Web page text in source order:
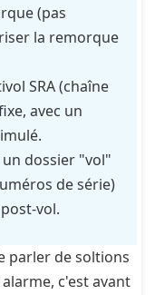
(pas
la remorque
SRA (chaîne
avec un
dossier "vol"
de série)
vol.
parler de soltions
c'est avant